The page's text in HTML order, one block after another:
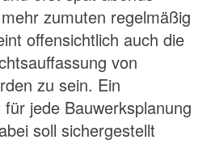
zumuten regelmäßig
offensichtlich auch die
von
zu sein. Ein
jede Bauwerksplanung
soll sichergestellt